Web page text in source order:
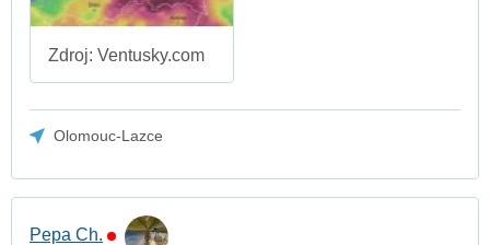
Zdroj: Ventusky.com
Olomouc-Lazce
Pepa Ch.